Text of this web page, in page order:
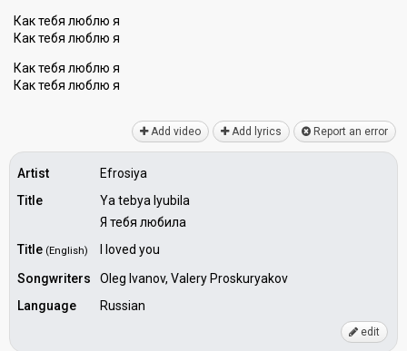
Как тебя люблю я
Как тебя люблю я
Как тебя люблю я
Как тебя люблю я
Add video Add lyrics Report an error
Artist
Efrosiya
Title
Ya tebya lyubila
Я тебя любила
Title (English)
I loved you
Songwriters
Oleg Ivanov, Valery Proskuryakov
Language
Russian
edit